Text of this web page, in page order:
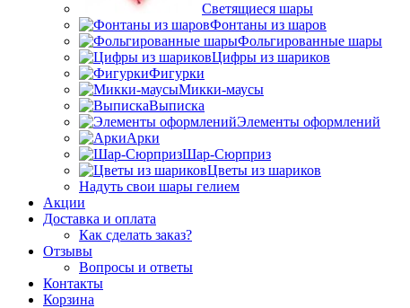
Светящиеся шары
Фонтаны из шаров
Фольгированные шары
Цифры из шариков
Фигурки
Микки-маусы
Выписка
Элементы оформлений
Арки
Шар-Сюрприз
Цветы из шариков
Надуть свои шары гелием
Акции
Доставка и оплата
Как сделать заказ?
Отзывы
Вопросы и ответы
Контакты
Корзина